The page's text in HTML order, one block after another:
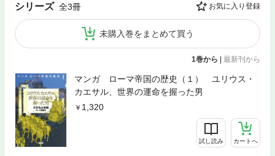
シリーズ 全3冊 お気に入り登録
未購入巻をまとめて買う
1巻から | 最新刊から
マンガ ローマ帝国の歴史（１） ユリウス・
カエサル、世界の運命を握った男
1,320
試し読み カートへ